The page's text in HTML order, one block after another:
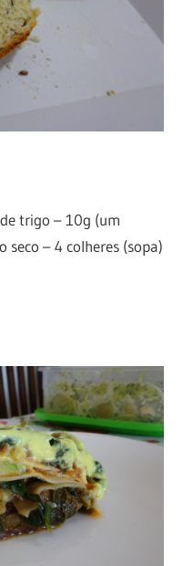
trigo – 10g (um
– 4 colheres (sopa)